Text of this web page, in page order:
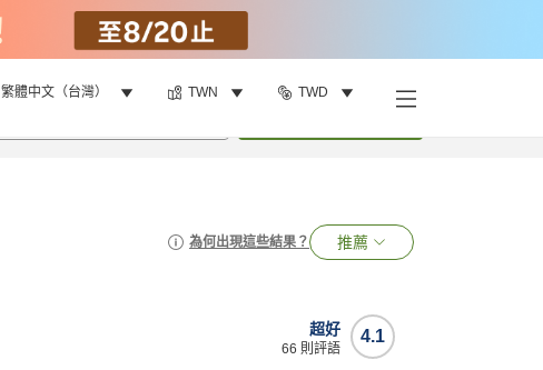
繁體中文（台灣） TWN TWD
為何出現這些結果？ 推薦
4.1
超好
66 則評語